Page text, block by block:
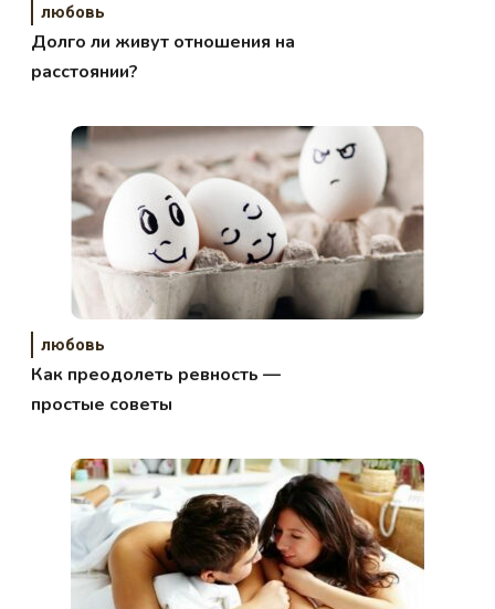
любовь
Долго ли живут отношения на
расстоянии?
любовь
Как преодолеть ревность —
простые советы